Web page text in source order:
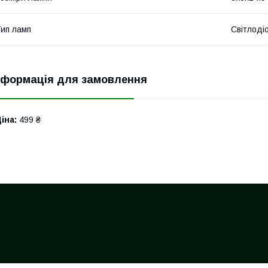
ламп
для замовлення
499 ₴